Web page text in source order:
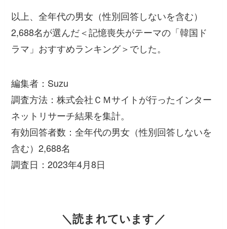
以上、全年代の男女（性別回答しないを含む）
2,688名が選んだ＜記憶喪失がテーマの「韓国ド
ラマ」おすすめランキング＞でした。
編集者：Suzu
調査方法：株式会社ＣＭサイトが行ったインター
ネットリサーチ結果を集計。
有効回答者数：全年代の男女（性別回答しないを
含む）2,688名
調査日：2023年4月8日
＼読まれています／